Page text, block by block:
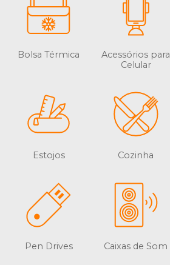
Bolsa Térmica
Acessórios para
Celular
Estojos Cozinha
Pen Drives Caixas de Som